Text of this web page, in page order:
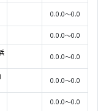
0.0.0～0.0
0.0.0～0.0
0.0.0～0.0
0.0.0～0.0
0.0.0～0.0